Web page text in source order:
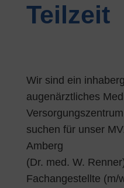
Teilzeit
Wir sind ein
augenärztliches
suchen für unser
Amberg
(Dr. med. W.
Fachangestellte (m/